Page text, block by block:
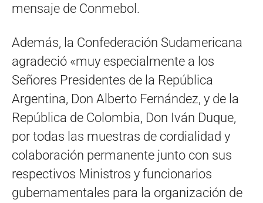
mensaje de Conmebol.
Además, la Confederación Sudamericana
agradeció «muy especialmente a los
Señores Presidentes de la República
Argentina, Don Alberto Fernández, y de la
República de Colombia, Don Iván Duque,
por todas las muestras de cordialidad y
colaboración permanente junto con sus
respectivos Ministros y funcionarios
gubernamentales para la organización de